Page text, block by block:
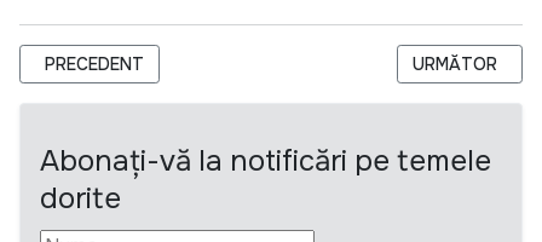
ARTICOL PRECEDENT: TEKEDU CAUTĂ MENTORI PENTRU
PRECEDENT ARTICOLUL
URMĂTOR
Abonați-vă la notificări pe temele
dorite